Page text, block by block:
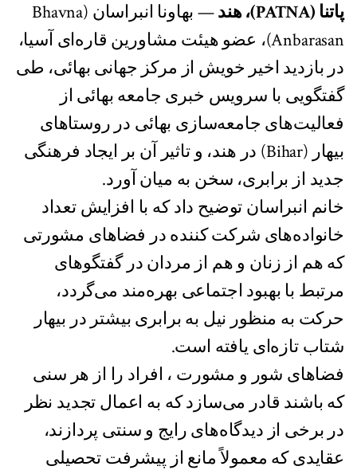
پاتنا (PATNA)، هند
— بهاونا انبراسان (Bhavna
Anbarasan)، عضو هیئت مشاورین قاره‌ای آسیا،
در بازدید اخیر خویش از مرکز جهانی بهائی، طی
گفتگویی با سرویس خبری جامعه بهائی از
فعالیت‌های جامعه‌سازی بهائی در روستاهای
بیهار (Bihar) در هند، و تاثیر آن بر ایجاد فرهنگی
جدید از برابری، سخن به میان آورد.
خانم انبراسان توضیح داد که با افزایش تعداد
خانواده‌های شرکت‌ کننده در فضاهای مشورتی
که هم از زنان و هم از مردان در گفتگو‌های
مرتبط با بهبود اجتماعی بهره‌مند می‌گردد،
حرکت به منظور نیل به برابری بیشتر در بیهار
شتاب تازه‌ای یافته است.
فضاهای شور و مشورت ، افراد را از هر سنی
که باشند قادر می‌سازد که به اعمال تجدید نظر
در برخی از دیدگاه‌های رایج و سنتی پردازند،
عقایدی که معمولاً مانع از پیشرفت تحصیلی